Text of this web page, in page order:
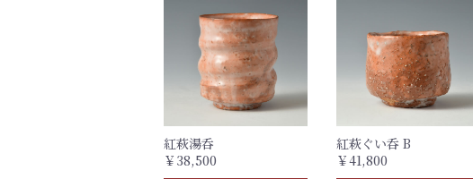
紅萩湯呑
￥38,500
紅萩ぐい呑 B
￥41,800